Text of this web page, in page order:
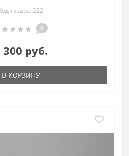
товара: 222
0
300 руб.
В КОРЗИНУ